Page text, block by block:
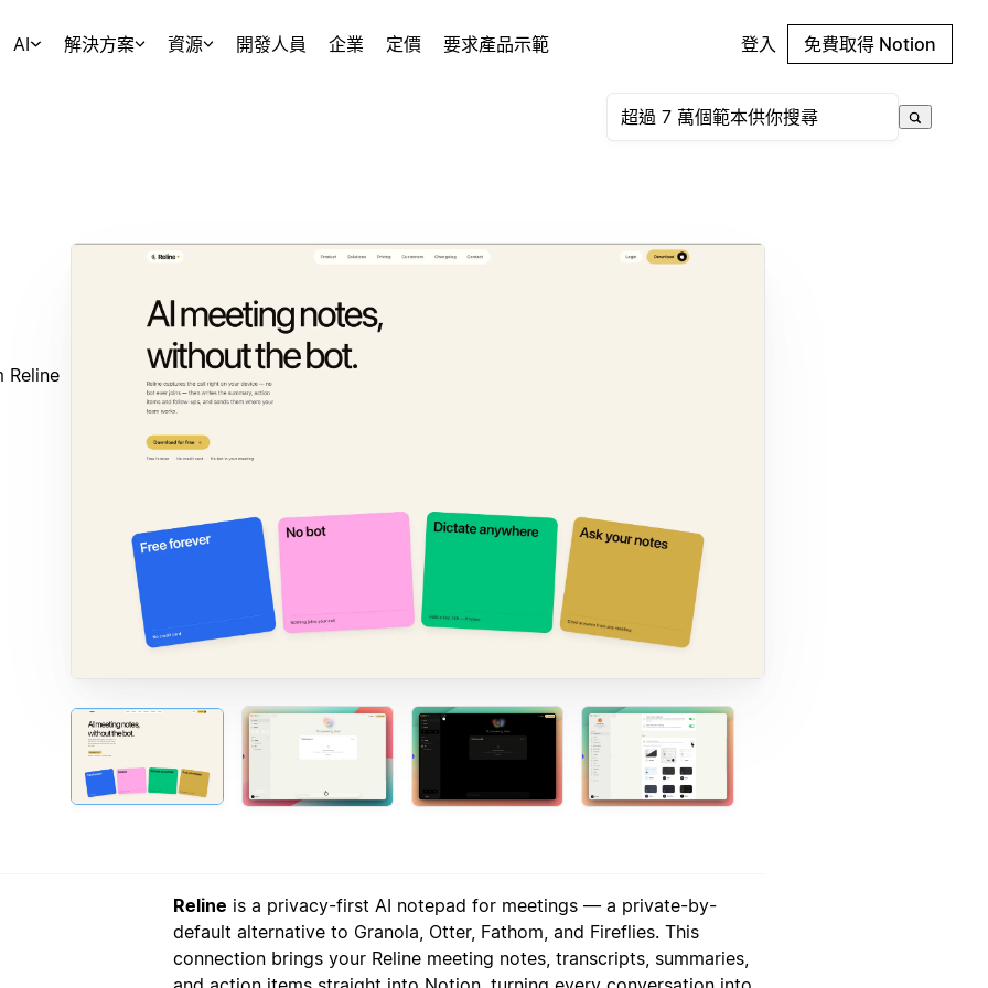
AI 解決方案 資源 開發人員 企業 定價 要求產品示範 登入 免費取得 Notion
Reline
Reline is a privacy-first AI notepad for meetings — a private-by-
default alternative to Granola, Otter, Fathom, and Fireflies. This
connection brings your Reline meeting notes, transcripts, summaries,